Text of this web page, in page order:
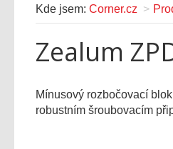
Kde jsem: Corner.cz
Zealum
Mínusový rozbočovací
robustním šroubovacím